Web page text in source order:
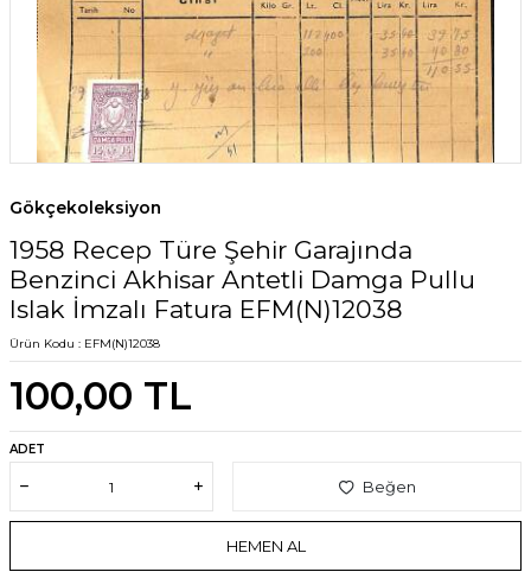
Gökçekoleksiyon
1958 Recep Türe Şehir Garajında
Benzinci Akhisar Antetli Damga Pullu
Islak İmzalı Fatura EFM(N)12038
Ürün Kodu : EFM(N)12038
100,00 TL
ADET
Beğen
HEMEN AL